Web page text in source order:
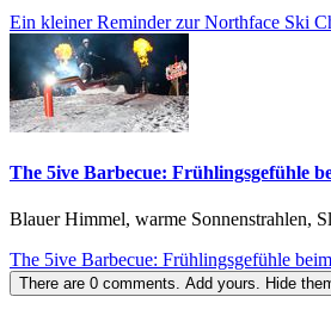
Ein kleiner Reminder zur Northface Ski
The 5ive Barbecue: Frühlingsgefühle
Blauer Himmel, warme Sonnenstrahlen,
The 5ive Barbecue: Frühlingsgefühle
There are 0 comments. Add yours. Hide